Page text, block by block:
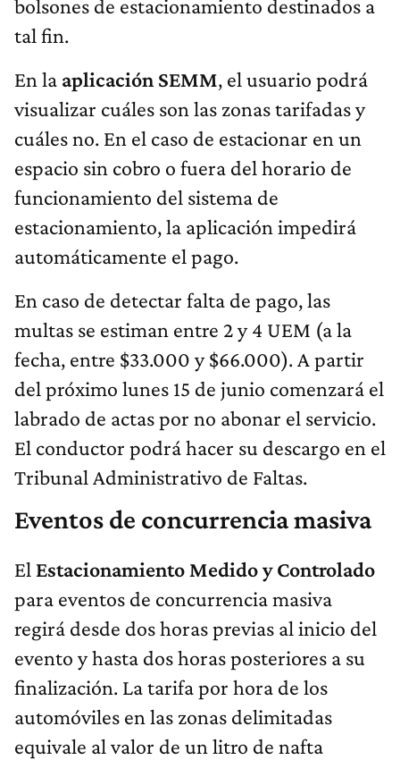
bolsones de estacionamiento destinados a
tal fin.
En la aplicación SEMM, el usuario podrá
visualizar cuáles son las zonas tarifadas y
cuáles no. En el caso de estacionar en un
espacio sin cobro o fuera del horario de
funcionamiento del sistema de
estacionamiento, la aplicación impedirá
automáticamente el pago.
En caso de detectar falta de pago, las
multas se estiman entre 2 y 4 UEM (a la
fecha, entre $33.000 y $66.000). A partir
del próximo lunes 15 de junio comenzará el
labrado de actas por no abonar el servicio.
El conductor podrá hacer su descargo en el
Tribunal Administrativo de Faltas.
Eventos de concurrencia masiva
El Estacionamiento Medido y Controlado
para eventos de concurrencia masiva
regirá desde dos horas previas al inicio del
evento y hasta dos horas posteriores a su
finalización. La tarifa por hora de los
automóviles en las zonas delimitadas
equivale al valor de un litro de nafta